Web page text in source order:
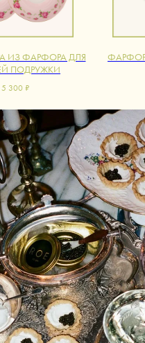
ИЗ ФАРФОРА ДЛЯ
ПОДРУЖКИ
5 300 ₽